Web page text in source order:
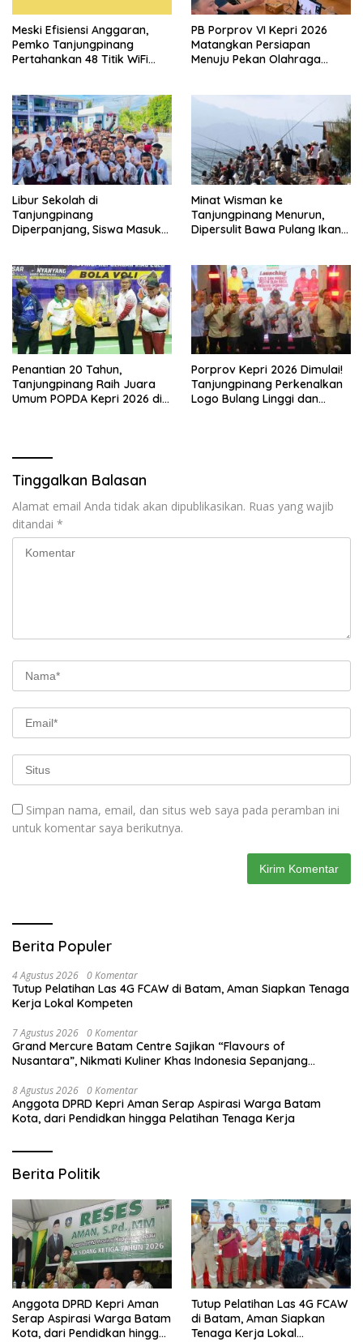
Meski Efisiensi Anggaran,
Pemko Tanjungpinang
Pertahankan 48 Titik WiFi
PB Porprov VI Kepri 2026
Matangkan Persiapan
Menuju Pekan Olahraga
Libur Sekolah di
Tanjungpinang
Diperpanjang, Siswa Masuk
Minat Wisman ke
Tanjungpinang Menurun,
Dipersulit Bawa Pulang Ikan
Penantian 20 Tahun,
Tanjungpinang Raih Juara
Umum POPDA Kepri 2026 di
Porprov Kepri 2026 Dimulai!
Tanjungpinang Perkenalkan
Logo Bulang Linggi dan
Tinggalkan Balasan
Alamat email Anda tidak akan dipublikasikan. Ruas yang wajib
ditandai *
Simpan nama, email, dan situs web saya pada peramban ini
untuk komentar saya berikutnya.
Berita Populer
4 Agustus 2026 0 Komentar
Tutup Pelatihan Las 4G FCAW di Batam, Aman Siapkan Tenaga
Kerja Lokal Kompeten
7 Agustus 2026 0 Komentar
Grand Mercure Batam Centre Sajikan “Flavours of
Nusantara”, Nikmati Kuliner Khas Indonesia Sepanjang
8 Agustus 2026 0 Komentar
Anggota DPRD Kepri Aman Serap Aspirasi Warga Batam
Kota, dari Pendidkan hingga Pelatihan Tenaga Kerja
Berita Politik
Anggota DPRD Kepri Aman
Serap Aspirasi Warga Batam
Kota, dari Pendidkan hingga
Tutup Pelatihan Las 4G FCAW
di Batam, Aman Siapkan
Tenaga Kerja Lokal